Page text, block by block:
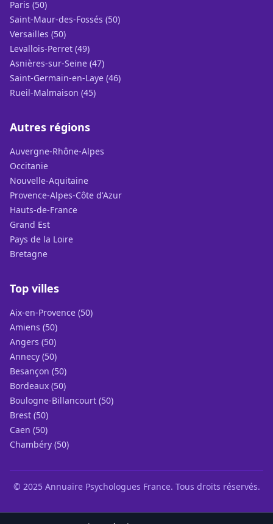
Paris (50)
Saint-Maur-des-Fossés (50)
Versailles (50)
Levallois-Perret (49)
Asnières-sur-Seine (47)
Saint-Germain-en-Laye (46)
Rueil-Malmaison (45)
Autres régions
Auvergne-Rhône-Alpes
Occitanie
Nouvelle-Aquitaine
Provence-Alpes-Côte d'Azur
Hauts-de-France
Grand Est
Pays de la Loire
Bretagne
Top villes
Aix-en-Provence (50)
Amiens (50)
Angers (50)
Annecy (50)
Besançon (50)
Bordeaux (50)
Boulogne-Billancourt (50)
Brest (50)
Caen (50)
Chambéry (50)
© 2025 Annuaire Psychologues France. Tous droits réservés.